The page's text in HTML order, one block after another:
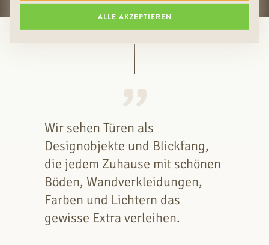
Wir sehen Türen als
Designobjekte und Blickfang,
die jedem Zuhause mit schönen
Böden, Wandverkleidungen,
Farben und Lichtern das
gewisse Extra verleihen.
ALLE AKZEPTIEREN